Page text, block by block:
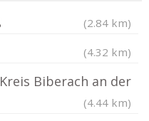
(2.84 km)
(4.32 km)
Biberach an der
(4.44 km)